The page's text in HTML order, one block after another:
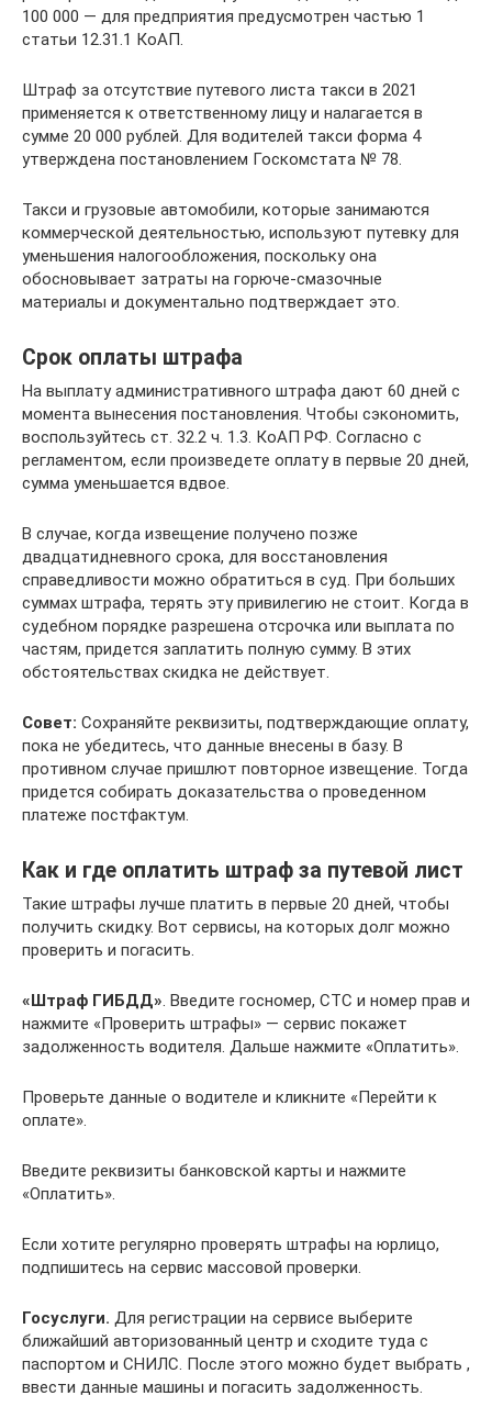
100 000 — для предприятия предусмотрен частью 1
статьи 12.31.1 КоАП.
Штраф за отсутствие путевого листа такси в 2021
применяется к ответственному лицу и налагается в
сумме 20 000 рублей. Для водителей такси форма 4
утверждена постановлением Госкомстата № 78.
Такси и грузовые автомобили, которые занимаются
коммерческой деятельностью, используют путевку для
уменьшения налогообложения, поскольку она
обосновывает затраты на горюче-смазочные
материалы и документально подтверждает это.
Срок оплаты штрафа
На выплату административного штрафа дают 60 дней с
момента вынесения постановления. Чтобы сэкономить,
воспользуйтесь ст. 32.2 ч. 1.3. КоАП РФ. Согласно с
регламентом, если произведете оплату в первые 20 дней,
сумма уменьшается вдвое.
В случае, когда извещение получено позже
двадцатидневного срока, для восстановления
справедливости можно обратиться в суд. При больших
суммах штрафа, терять эту привилегию не стоит. Когда в
судебном порядке разрешена отсрочка или выплата по
частям, придется заплатить полную сумму. В этих
обстоятельствах скидка не действует.
Совет: Сохраняйте реквизиты, подтверждающие оплату,
пока не убедитесь, что данные внесены в базу. В
противном случае пришлют повторное извещение. Тогда
придется собирать доказательства о проведенном
платеже постфактум.
Как и где оплатить штраф за путевой лист
Такие штрафы лучше платить в первые 20 дней, чтобы
получить скидку. Вот сервисы, на которых долг можно
проверить и погасить.
«Штраф ГИБДД». Введите госномер, СТС и номер прав и
нажмите «Проверить штрафы» — сервис покажет
задолженность водителя. Дальше нажмите «Оплатить».
Проверьте данные о водителе и кликните «Перейти к
оплате».
Введите реквизиты банковской карты и нажмите
«Оплатить».
Если хотите регулярно проверять штрафы на юрлицо,
подпишитесь на сервис массовой проверки.
Госуслуги. Для регистрации на сервисе выберите
ближайший авторизованный центр и сходите туда с
паспортом и СНИЛС. После этого можно будет выбрать ,
ввести данные машины и погасить задолженность.